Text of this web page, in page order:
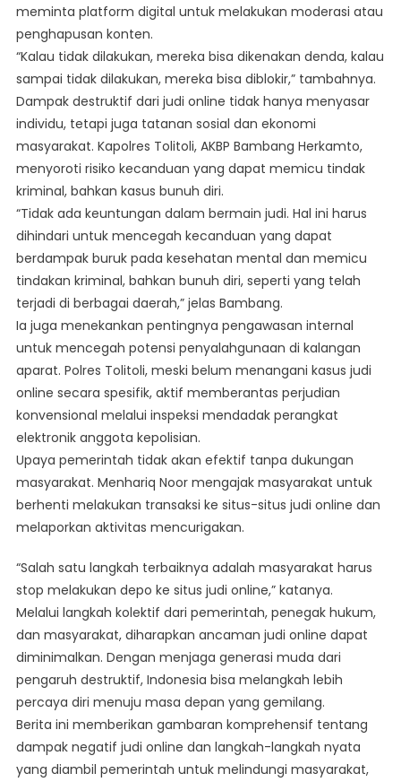
meminta platform digital untuk melakukan moderasi atau
penghapusan konten.
“Kalau tidak dilakukan, mereka bisa dikenakan denda, kalau
sampai tidak dilakukan, mereka bisa diblokir,” tambahnya.
Dampak destruktif dari judi online tidak hanya menyasar
individu, tetapi juga tatanan sosial dan ekonomi
masyarakat. Kapolres Tolitoli, AKBP Bambang Herkamto,
menyoroti risiko kecanduan yang dapat memicu tindak
kriminal, bahkan kasus bunuh diri.
“Tidak ada keuntungan dalam bermain judi. Hal ini harus
dihindari untuk mencegah kecanduan yang dapat
berdampak buruk pada kesehatan mental dan memicu
tindakan kriminal, bahkan bunuh diri, seperti yang telah
terjadi di berbagai daerah,” jelas Bambang.
Ia juga menekankan pentingnya pengawasan internal
untuk mencegah potensi penyalahgunaan di kalangan
aparat. Polres Tolitoli, meski belum menangani kasus judi
online secara spesifik, aktif memberantas perjudian
konvensional melalui inspeksi mendadak perangkat
elektronik anggota kepolisian.
Upaya pemerintah tidak akan efektif tanpa dukungan
masyarakat. Menhariq Noor mengajak masyarakat untuk
berhenti melakukan transaksi ke situs-situs judi online dan
melaporkan aktivitas mencurigakan.
“Salah satu langkah terbaiknya adalah masyarakat harus
stop melakukan depo ke situs judi online,” katanya.
Melalui langkah kolektif dari pemerintah, penegak hukum,
dan masyarakat, diharapkan ancaman judi online dapat
diminimalkan. Dengan menjaga generasi muda dari
pengaruh destruktif, Indonesia bisa melangkah lebih
percaya diri menuju masa depan yang gemilang.
Berita ini memberikan gambaran komprehensif tentang
dampak negatif judi online dan langkah-langkah nyata
yang diambil pemerintah untuk melindungi masyarakat,